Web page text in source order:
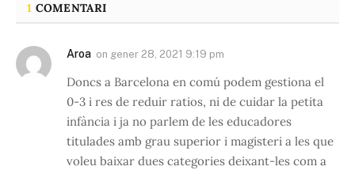
1 COMENTARI
Aroa on gener 28, 2021 9:19 pm
Doncs a Barcelona en comú podem gestiona el
0-3 i res de reduir ratios, ni de cuidar la petita
infància i ja no parlem de les educadores
titulades amb grau superior i magisteri a les que
voleu baixar dues categories deixant-les com a